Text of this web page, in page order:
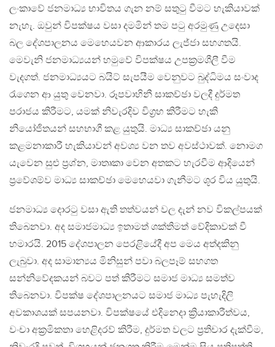
ලංකාවේ ජනමාධ්‍ය භාවිතය ගැන නම් සතුටු වීමට හැකියාවක්
නැහැ. ඔවුන් විපක්ෂය වසා දමමින් තම පටු අරමුණු උදෙසා
බල දේශපාලනය මෙහෙයවන ආකාරය ලැජ්ජා සහගතයි.
මෙවැනි ජනමාධ්‍යයන් හමුවේ විපක්ෂය උපක්‍රමශීලී වීම
වැදගත්. ජනමාධ්‍යයට බයිට් සැපයීම වෙනුවට බුද්ධිමය සංවාද
රැගෙන ආ යුතු වෙනවා. රූපවාහිනී සාකච්ඡා වලදී දුර්මත
පරාජය කිරීමට, යමක් නිවැරදිව විග්‍රහ කිරීමට හැකි
නියෝජිතයන් සහභාගී කළ යුතුයි. මාධ්‍ය සාකච්ඡා යනු
කළමනාකාරී හැකියාවන් අවශ්‍ය වන තව අවස්ථාවක්. නොමග
යැවෙන සුළු ප්‍රශ්න, මාතෘකා වෙන අතකට හැරවීම ආදියෙන්
ප්‍රවේශම්ව මාධ්‍ය සාකච්ඡා මෙහෙයවා ගැනීමට ශූර විය යුතුයි.
ජනමාධ්‍ය දොරටු වසා ඇති තත්වයන් වල දැන් නව විකල්පයක්
තිබෙනවා. අද සමාජමාධ්‍ය ඉතාමත් ශක්තිමත් වේදිකාවක් වී
හමාරයි. 2015 දේශපාලන පෙරළියේදී අප මෙය අත්දකිනු
ලැබුවා. අද සාමාන්‍යය මිනිසුන් පවා බලපෑම් සහගත
සන්නිවේදකයන් බවට පත් කිරීමට සමාජ මාධ්‍ය සමත්ව
තිබෙනවා. විපක්ෂ දේශපාලනයට සමාජ මාධ්‍ය පැහැදිලි
අවකාශයක් සපයනවා. විපක්ෂයේ එදිනෙදා ක්‍රියාකාරීත්වය,
වංචා අක්‍රමිකතා හෙළිදරව් කිරීම, දුර්මත වලට ප්‍රතිචාර දැක්වීම,